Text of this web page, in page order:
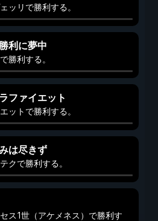
ッリで勝利する。
利に夢中
勝利する。
ファイエット
ットで勝利する。
は尽きず
クで勝利する。
ス1世（アケメネス）で勝利す